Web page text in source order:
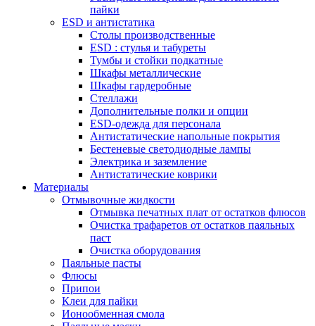
пайки
ESD и антистатика
Столы производственные
ESD : cтулья и табуреты
Тумбы и стойки подкатные
Шкафы металлические
Шкафы гардеробные
Стеллажи
Дополнительные полки и опции
ESD-одежда для персонала
Антистатические напольные покрытия
Бестеневые светодиодные лампы
Электрика и заземление
Антистатические коврики
Материалы
Отмывочные жидкости
Отмывка печатных плат от остатков флюсов
Очистка трафаретов от остатков паяльных
паст
Очистка оборудования
Паяльные пасты
Флюсы
Припои
Клеи для пайки
Ионообменная смола